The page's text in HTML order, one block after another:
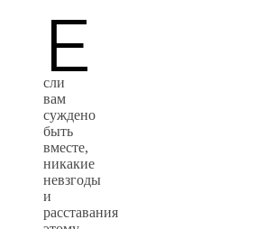
Е
сли
вам
суждено
быть
вместе,
никакие
невзгоды
и
расставания